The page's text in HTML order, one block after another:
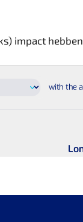
impact